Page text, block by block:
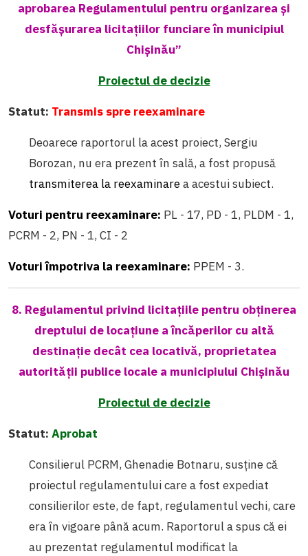
aprobarea Regulamentului pentru organizarea și
desfășurarea licitațiilor funciare în municipiul
Chișinău”
Proiectul de decizie
Statut: Transmis spre reexaminare
Deoarece raportorul la acest proiect, Sergiu
Borozan, nu era prezent în sală, a fost propusă
transmiterea la reexaminarea acestui subiect.
Voturi pentru reexaminare: PL - 17, PD - 1, PLDM - 1,
PCRM - 2, PN - 1, CI - 2
Voturi împotriva la reexaminare: PPEM - 3.
8. Regulamentul privind licitațiile pentru obținerea
dreptului de locațiune a încăperilor cu altă
destinație decât cea locativă, proprietatea
autorității publice locale a municipiului Chișinău
Proiectul de decizie
Statut: Aprobat
Consilierul PCRM, Ghenadie Botnaru, susține că
proiectul regulamentului care a fost expediat
consilierilor este, de fapt, regulamentul vechi, care
era în vigoare până acum. Raportorul a spus că ei
au prezentat regulamentul modificat la